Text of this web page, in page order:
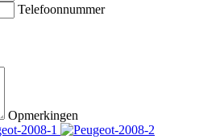
Telefoonnummer
Opmerkingen